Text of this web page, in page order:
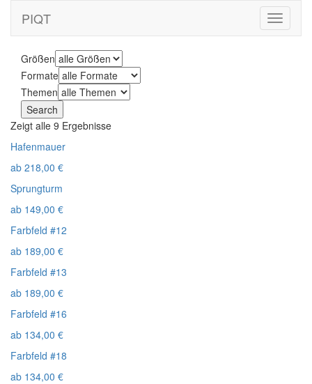
Toggle
PIQT
Größen
Formate
Themen
Zeigt alle 9 Ergebnisse
Hafenmauer
ab 218,00 €
Sprungturm
ab 149,00 €
Farbfeld #12
ab 189,00 €
Farbfeld #13
ab 189,00 €
Farbfeld #16
ab 134,00 €
Farbfeld #18
ab 134,00 €